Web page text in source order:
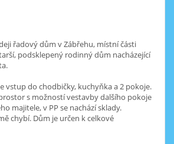
řadový dům v Zábřehu, místní části
podsklepený rodinný dům nacházející
vstup do chodbičky, kuchyňka a 2 pokoje.
s možností vestavby dalšího pokoje
majitele, v PP se nachází sklady.
chybí. Dům je určen k celkové